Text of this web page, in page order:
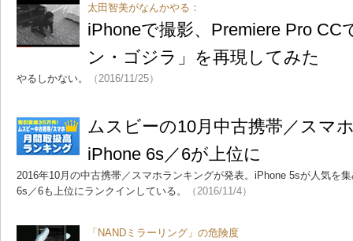
太田智美がなんかやる：
iPhoneで撮影、Premiere Pro CC
ン・ゴジラ」を再現してみた
やるしかない。 （2016/11/25）
ムスビーの10月中古携帯／ス
iPhone 6s／6が上位に
2016年10月の中古携帯／スマホランキングが発表。iPhone 5sが人気を
6s／6も上位にランクインしている。
（2016/11/4）
「NANDミラーリング」の危険度